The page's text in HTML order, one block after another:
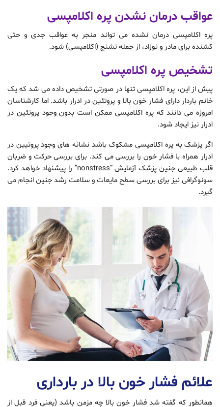
عواقب درمان نشدن پره اکلامپسی
پره اکلامپسی درمان نشده می تواند منجر به عواقب جدی و حتی
کشنده برای مادر و نوزاد، از جمله تشنج (اکلامپسی) شود.
تشخیص پره اکلامپسی
پیش از این، پره اکلامپسی تنها در صورتی تشخیص داده می شد که یک
خانم باردار دارای فشار خون بالا و پروتئین در ادرار باشد. اما کارشناسان
امروزه می دانند که پره اکلامپسی ممکن است بدون وجود پروتئین در
ادرار نیز ایجاد شود.
اگر پزشک به پره اکلامپسی مشکوک باشد نشانه های وجود پروتیین در
ادرار همراه با فشار خون را بررسی می کند. برای بررسی حرکت و ضربان
قلب طبیعی جنین پزشک آزمایش “nonstress” را پیشنهاد خواهد کرد.
سونوگرافی نیز برای بررسی سطح مایعات و سلامت رشد جنین انجام می
گیرد.
علائم فشار خون بالا در بارداری
همانطور که گفته شد فشار خون بالا چه مزمن باشد (یعنی فرد قبل از